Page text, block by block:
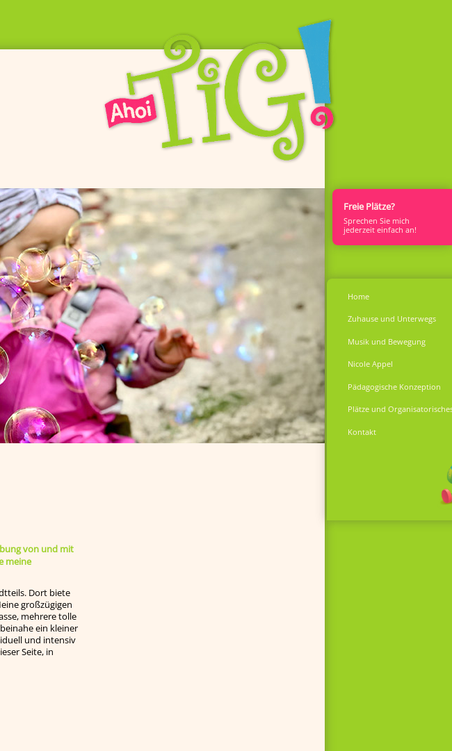
Freie Plätze?
Sprech­en Sie mich
jederzeit einfach an!
von und mit
meine
Dort biete
großzügigen
mehrere tolle
ein kleiner
und intensiv
Seite, in
Home
Zuhause und Unterwegs
Musik und Bewegung
Nicole Appel
Pädagogische Konzeption
Plätze und
Kontakt